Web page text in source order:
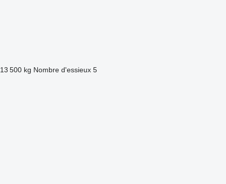
13 500 kg Nombre d'essieux 5